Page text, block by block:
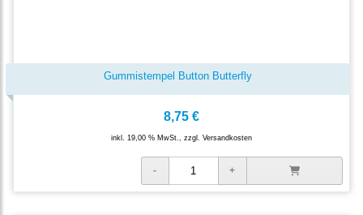
Gummistempel Button Butterfly
8,75 €
inkl. 19,00 % MwSt., zzgl. Versandkosten